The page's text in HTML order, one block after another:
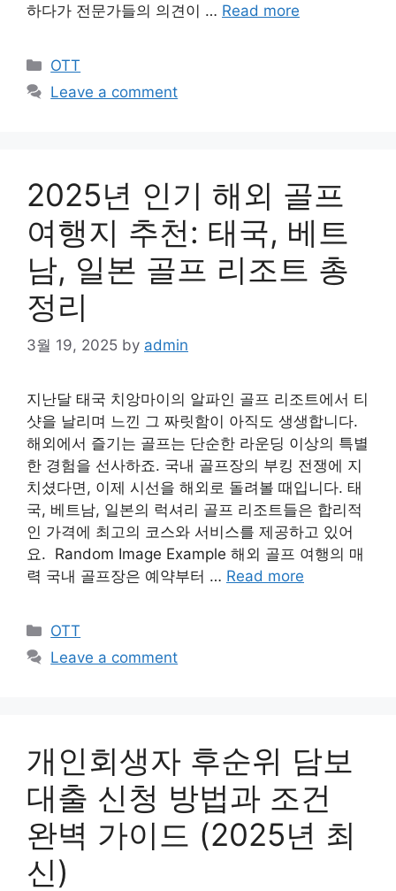
하다가 전문가들의 의견이 … Read more
Categories
OTT
Leave a comment
2025년 인기 해외 골프
여행지 추천: 태국, 베트
남, 일본 골프 리조트 총
정리
3월 19, 2025 by admin
지난달 태국 치앙마이의 알파인 골프 리조트에서 티
샷을 날리며 느낀 그 짜릿함이 아직도 생생합니다.
해외에서 즐기는 골프는 단순한 라운딩 이상의 특별
한 경험을 선사하죠. 국내 골프장의 부킹 전쟁에 지
치셨다면, 이제 시선을 해외로 돌려볼 때입니다. 태
국, 베트남, 일본의 럭셔리 골프 리조트들은 합리적
인 가격에 최고의 코스와 서비스를 제공하고 있어
요. Random Image Example 해외 골프 여행의 매
력 국내 골프장은 예약부터 … Read more
Categories
OTT
Leave a comment
개인회생자 후순위 담보
대출 신청 방법과 조건
완벽 가이드 (2025년 최
신)